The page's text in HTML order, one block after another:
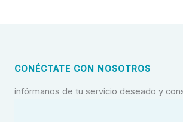
CONÉCTATE CON NOSOTROS
infórmanos de tu servicio deseado y